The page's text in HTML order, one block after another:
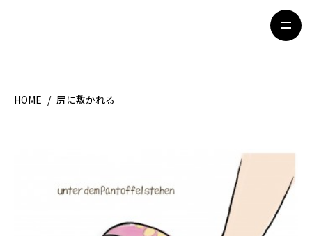
HOME
留学＆キャリア
ライフスタイル
HOME / 尻に敷かれる